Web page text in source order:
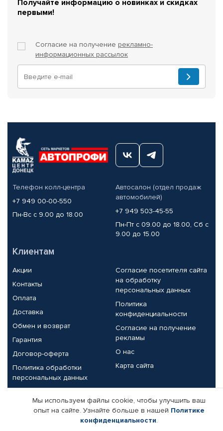
Получайте информацию о новинках и скидках
первыми!
Согласие на получение рекламно-
информационных рассылок
Телефон колл-центра
+7 949 00-00-550
Пн-Вс с 9.00 до 18.00
Автосалон (отдел продаж
автомобилей)
+7 949 503-45-55
Пн-Пт с 09.00 до 18.00, Сб с
9.00 до 15.00
Клиентам
Акции
Контакты
Оплата
Доставка
Обмен и возврат
Гарантия
Договор-оферта
Политика обработки
персональных данных
Согласие посетителя сайта
на обработку
персональных данных
Политика
конфиденциальности
Согласие на получение
рекламы
О нас
Карта сайта
Партнерам
Корпоративным клиентам
Реквизиты компании
Мы используем файлы cookie, чтобы улучшить ваш
опыт на сайте. Узнайте больше в нашей Политике
конфиденциальности.